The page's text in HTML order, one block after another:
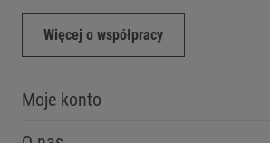
Więcej o współpracy
Moje konto